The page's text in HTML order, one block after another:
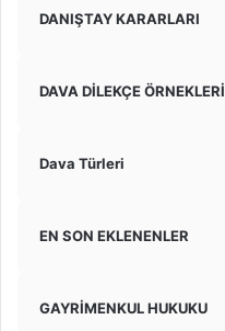
DANIŞTAY KARARLARI
DAVA DİLEKÇE ÖRNEKLERİ
Dava Türleri
EN SON EKLENENLER
GAYRİMENKUL HUKUKU